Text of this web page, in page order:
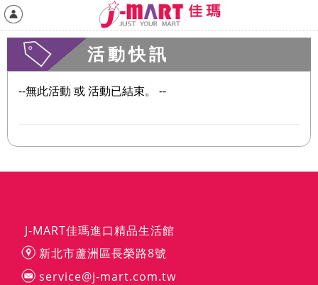
活動快訊
--無此活動 或 活動已結束。 --
J-MART佳瑪進口精品生活館
新北市蘆洲區長榮路8號
service@j-mart.com.tw